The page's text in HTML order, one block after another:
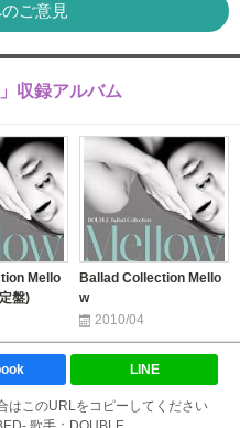
ご意見
収録アルバム
Mello
盤)
Ballad Collection Mello
w
2010/04
LINE
はこのURLをコピーしてください